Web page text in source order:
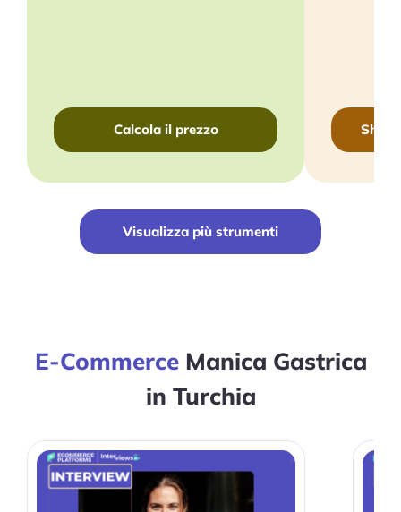
Calcola il prezzo
Visualizza più strumenti
E-CommerceManica
Gastrica in Turchia